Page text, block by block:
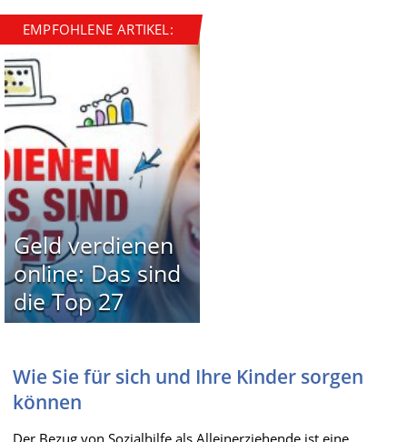
EMPFOHLENE ARTIKEL:
Geld verdienen
online: Das sind
die Top 27
Wie Sie für sich und Ihre Kinder sorgen
können
Der Bezug von Sozialhilfe als Alleinerziehende ist eine